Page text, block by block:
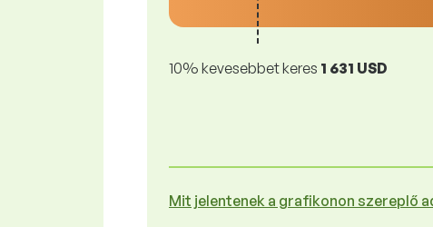
10% kevesebbet keres 1 631 USD
Mit jelentenek a grafikonon szereplő